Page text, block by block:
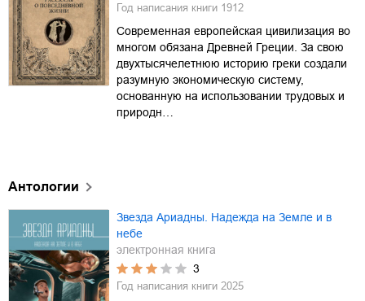
Год написания книги 1912
Современная европейская цивилизация во
многом обязана Древней Греции. За свою
двухтысячелетнюю историю греки создали
разумную экономическую систему,
основанную на использовании трудовых и
природн…
Антологии
Звезда Ариадны. Надежда на Земле и в
небе
электронная книга
3
Год написания книги 2025